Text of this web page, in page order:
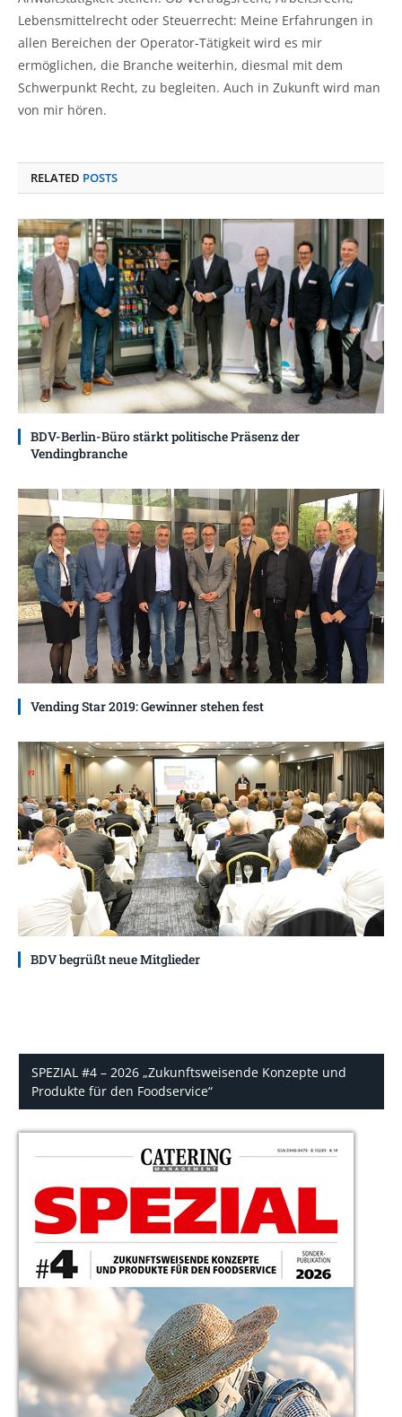
Lebensmittelrecht oder Steuerrecht: Meine Erfahrungen in
allen Bereichen der Operator-Tätigkeit wird es mir
ermöglichen, die Branche weiterhin, diesmal mit dem
Schwerpunkt Recht, zu begleiten. Auch in Zukunft wird man
von mir hören.
RELATED POSTS
BDV-Berlin-Büro stärkt politische Präsenz der
Vendingbranche
Vending Star 2019: Gewinner stehen fest
BDV begrüßt neue Mitglieder
SPEZIAL #4 – 2026 „Zukunftsweisende Konzepte und
Produkte für den Foodservice“